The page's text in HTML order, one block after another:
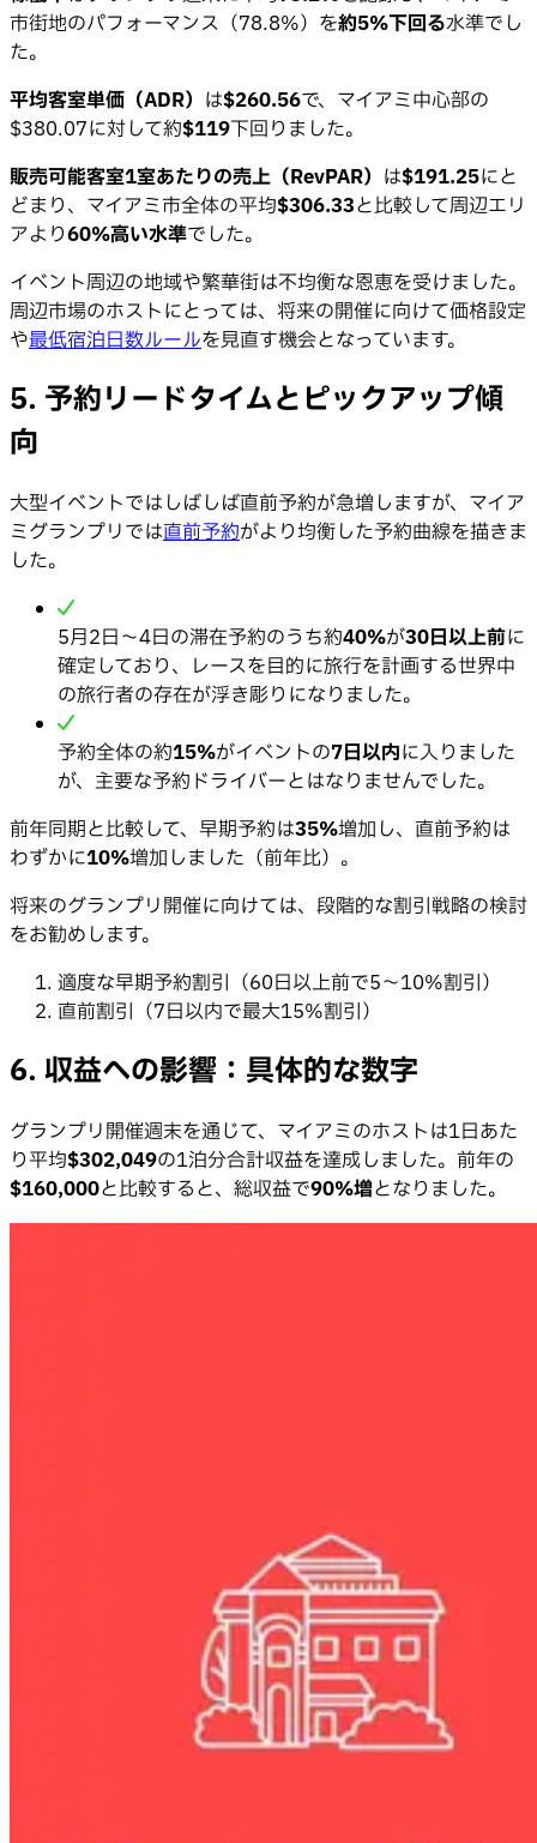
市街地のパフォーマンス（78.8%）を約5%下回る水準でし
た。
平均客室単価（ADR） は$260.56で、マイアミ中心部の
$380.07に対して約$119下回りました。
販売可能客室1室あたりの売上（RevPAR） は$191.25にと
どまり、マイアミ市全体の平均$306.33と比較して周辺エリ
アより60%高い水準でした。
イベント周辺の地域や繁華街は不均衡な恩恵を受けました。
周辺市場のホストにとっては、将来の開催に向けて価格設定
や最低宿泊日数ルールを見直す機会となっています。
5. 予約リードタイムとピックアップ傾
向
大型イベントではしばしば直前予約が急増しますが、マイア
ミグランプリでは直前予約がより均衡した予約曲線を描きま
した。
5月2日〜4日の滞在予約のうち約40%が30日以上前に
確定しており、レースを目的に旅行を計画する世界中
の旅行者の存在が浮き彫りになりました。
予約全体の約15%がイベントの7日以内に入りました
が、主要な予約ドライバーとはなりませんでした。
前年同期と比較して、早期予約は35%増加し、直前予約は
わずかに10%増加しました（前年比）。
将来のグランプリ開催に向けては、段階的な割引戦略の検討
をお勧めします。
適度な早期予約割引（60日以上前で5〜10%割引）
直前割引（7日以内で最大15%割引）
6. 収益への影響：具体的な数字
グランプリ開催週末を通じて、マイアミのホストは1日あた
り平均$302,049の1泊分合計収益を達成しました。前年の
$160,000と比較すると、総収益で90%増となりました。